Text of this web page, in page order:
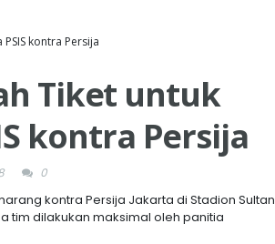
kontra Persija
Tiket untuk
kontra Persija
0
kontra Persija Jakarta di Stadion Sultan
tim dilakukan maksimal oleh panitia